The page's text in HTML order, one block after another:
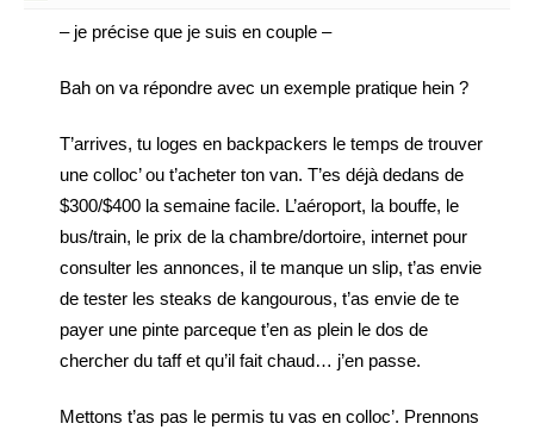
– je précise que je suis en couple –
Bah on va répondre avec un exemple pratique hein ?
T’arrives, tu loges en backpackers le temps de trouver
une colloc’ ou t’acheter ton van. T’es déjà dedans de
$300/$400 la semaine facile. L’aéroport, la bouffe, le
bus/train, le prix de la chambre/dortoire, internet pour
consulter les annonces, il te manque un slip, t’as envie
de tester les steaks de kangourous, t’as envie de te
payer une pinte parceque t’en as plein le dos de
chercher du taff et qu’il fait chaud… j’en passe.
Mettons t’as pas le permis tu vas en colloc’. Prennons